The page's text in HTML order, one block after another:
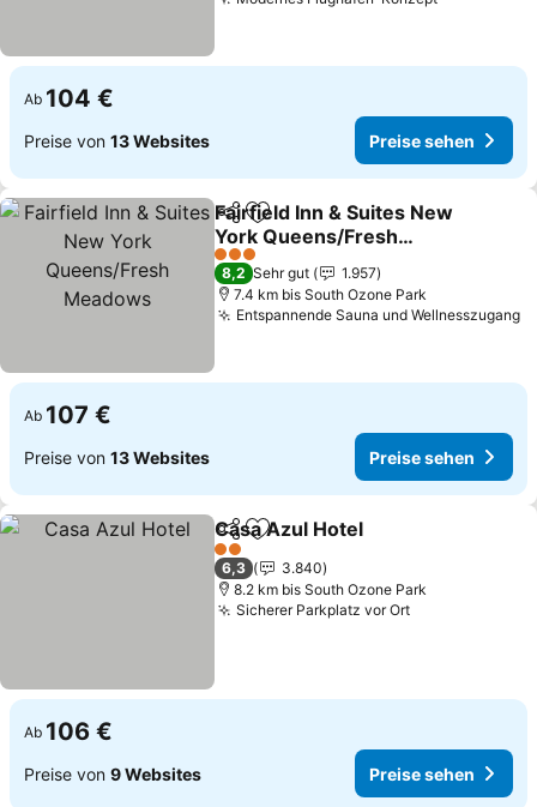
Ab 104 €
Preise von 13 Websites Preise sehen
TeilenZu Favoriten hinzufügen
Fairfield Inn & Suites New
York Queens/Fresh
Meadows
Preise sehen
3 Sterne
8,2 Sehr gut
1.957
7.4 km bis South Ozone Park
Entspannende Sauna und Wellnesszugang
Ab 107 €
Preise von 13 Websites Preise sehen
TeilenZu Favoriten hinzufügen
Casa Azul Hotel
2 Sterne
6,3
3.840
8.2 km bis South Ozone Park
Sicherer Parkplatz vor OrtPreise sehen
Ab 106 €
Preise von 9 Websites Preise sehen